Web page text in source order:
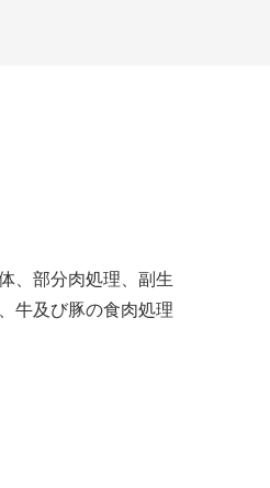
、部分肉処理、副生
牛及び豚の食肉処理